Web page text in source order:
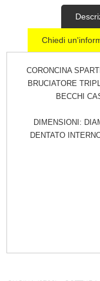
Chiedi
CORONCINA
BRUCIATORE
BECCHI
DIMENSIONI:
DENTATO